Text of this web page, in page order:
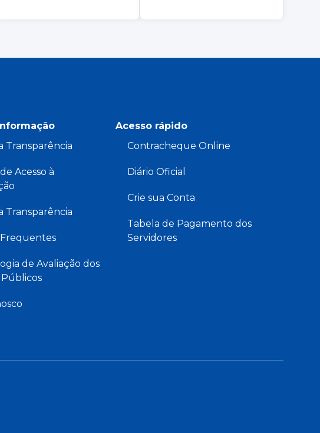
Transparência
Acesso à
Transparência
de Avaliação dos
Acesso rápido
Contracheque Online
Diário Oficial
Crie sua Conta
Tabela de Pagamento dos
Servidores